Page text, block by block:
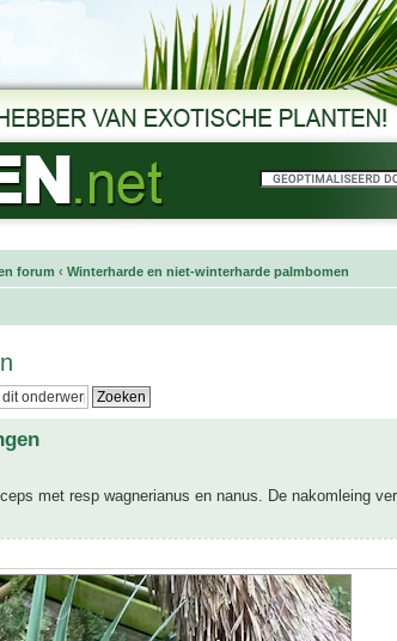
forum ‹ Winterharde en niet-winterharde palmbomen
met resp wagnerianus en nanus. De nakomleing